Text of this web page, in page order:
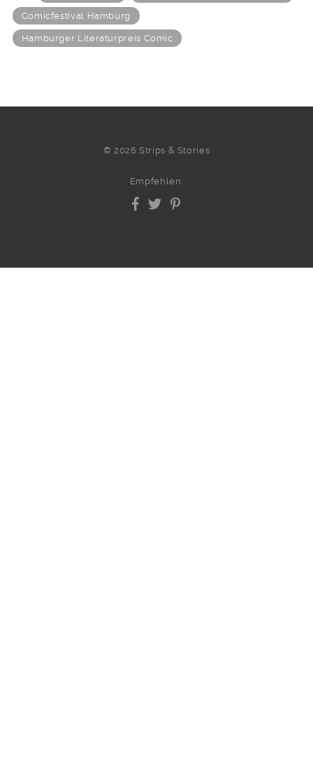
Comicfestival Hamburg
Hamburger Literaturpreis Comic
© 2026 Strips & Stories
Empfehlen: